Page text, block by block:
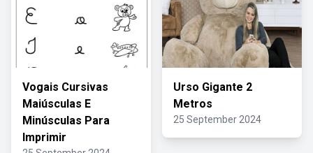
Vogais Cursivas
Maiúsculas E
Minúsculas Para
Imprimir
Urso Gigante 2
Metros
25 September 2024